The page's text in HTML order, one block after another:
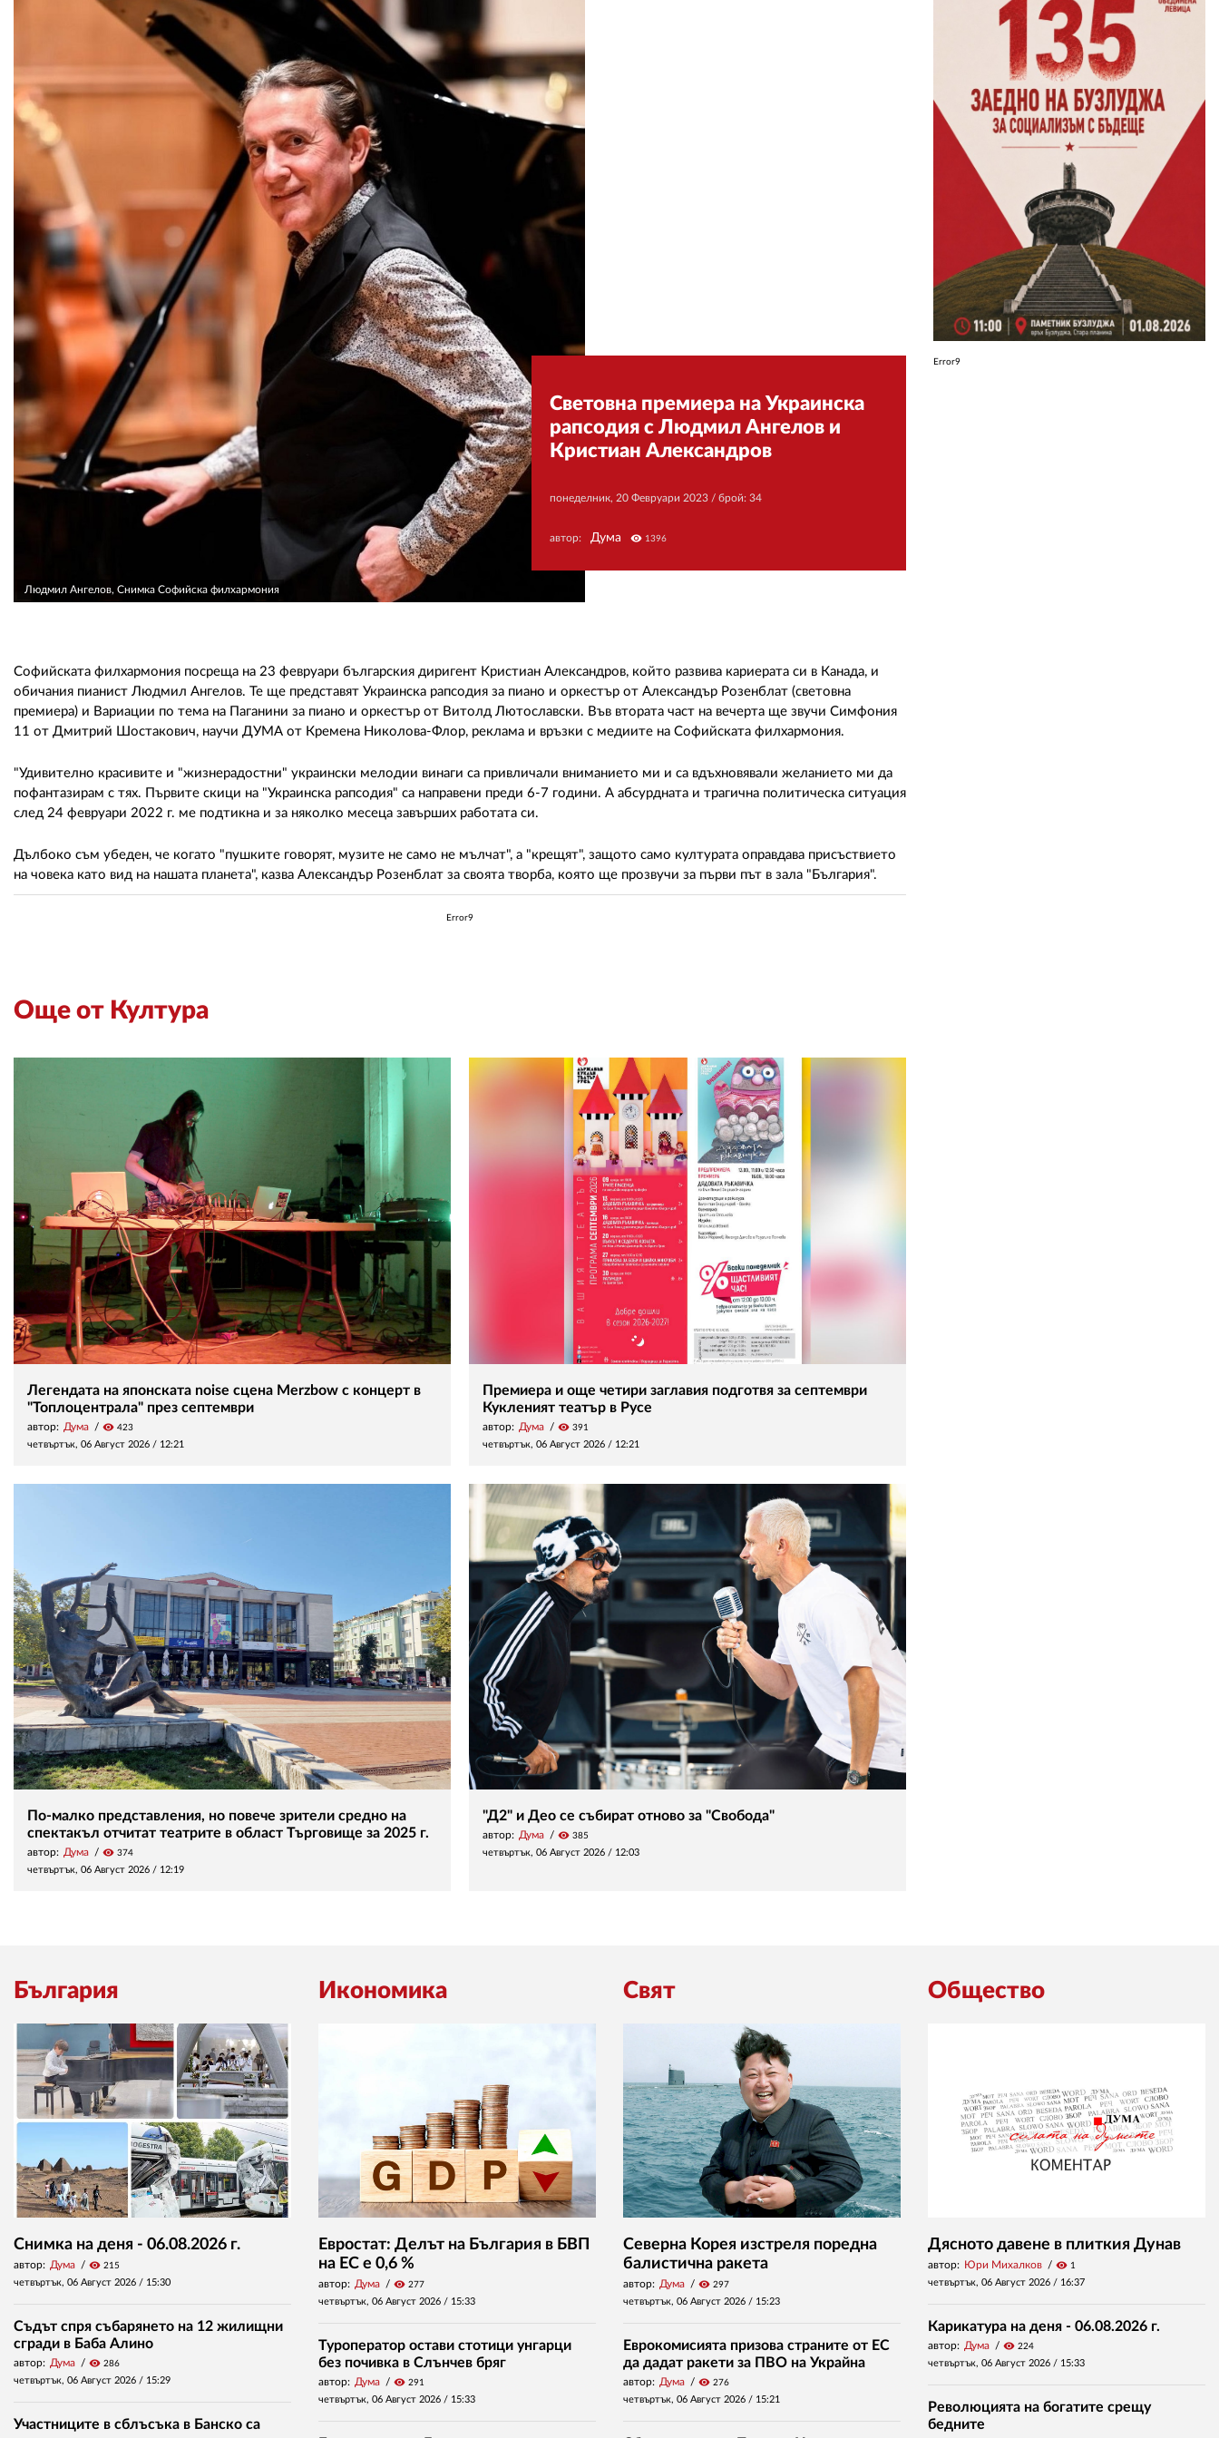
Людмил Ангелов, Снимка Софийска филхармония
Световна премиера на Украинска
рапсодия с Людмил Ангелов и
Кристиан Александров
понеделник, 20 Февруари 2023 / брой: 34
автор: Дума visibility1396
Софийската филхармония посреща на 23 февруари българския диригент Кристиан Александров, който развива кариерата си в Канада, и
обичания пианист Людмил Ангелов. Те ще представят Украинска рапсодия за пиано и оркестър от Александър Розенблат (световна
премиера) и Вариации по тема на Паганини за пиано и оркестър от Витолд Лютославски. Във втората част на вечерта ще звучи Симфония
11 от Дмитрий Шостакович, научи ДУМА от Кремена Николова-Флор, реклама и връзки с медиите на Софийската филхармония.
"Удивително красивите и "жизнерадостни" украински мелодии винаги са привличали вниманието ми и са вдъхновявали желанието ми да
пофантазирам с тях. Първите скици на "Украинска рапсодия" са направени преди 6-7 години. А абсурдната и трагична политическа ситуация
след 24 февруари 2022 г. ме подтикна и за няколко месеца завърших работата си.
Дълбоко съм убеден, че когато "пушките говорят, музите не само не мълчат", а "крещят", защото само културата оправдава присъствието
на човека като вид на нашата планета", казва Александър Розенблат за своята творба, която ще прозвучи за първи път в зала "България".
Error9
Още от Култура
Легендата на японската noise сцена Merzbow с концерт в
"Топлоцентрала" през септември
автор: Дума visibility 423
четвъртък, 06 Август 2026 / 12:21
Премиера и още четири заглавия подготвя за септември
Кукленият театър в Русе
автор: Дума visibility 391
четвъртък, 06 Август 2026 / 12:21
По-малко представления, но повече зрители средно на
спектакъл отчитат театрите в област Търговище за 2025 г.
автор: Дума visibility 374
четвъртък, 06 Август 2026 / 12:19
"Д2" и Део се събират отново за "Свобода"
автор: Дума visibility 385
четвъртък, 06 Август 2026 / 12:03
Error9
България
Снимка на деня - 06.08.2026 г.
автор: Дума visibility 215
четвъртък, 06 Август 2026 / 15:30
Съдът спря събарянето на 12 жилищни
сгради в Баба Алино
автор: Дума visibility 286
четвъртък, 06 Август 2026 / 15:29
Участниците в сблъсъка в Банско са
Икономика
Евростат: Делът на България в БВП
на ЕС е 0,6 %
автор: Дума visibility 277
четвъртък, 06 Август 2026 / 15:33
Туроператор остави стотици унгарци
без почивка в Слънчев бряг
автор: Дума visibility 291
четвъртък, 06 Август 2026 / 15:33
Свят
Северна Корея изстреля поредна
балистична ракета
автор: Дума visibility 297
четвъртък, 06 Август 2026 / 15:23
Еврокомисията призова страните от ЕС
да дадат ракети за ПВО на Украйна
автор: Дума visibility 276
четвъртък, 06 Август 2026 / 15:21
Общество
Дясното давене в плиткия Дунав
автор: Юри Михалков visibility 1
четвъртък, 06 Август 2026 / 16:37
Карикатура на деня - 06.08.2026 г.
автор: Дума visibility 224
четвъртък, 06 Август 2026 / 15:33
Революцията на богатите срещу
бедните
АВТОРИ
РЕДАКЦИЯ
РЕКЛАМА
АБОНАМЕНТ
УСЛОВИЯ ЗА ПОЛЗВАНЕ
ПОЛИТИКА ЗА БИСКВИТКИТЕ
ПОЛИТИКАТА ЗА